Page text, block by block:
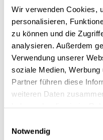
Wir verwenden Cookies,
personalisieren,
zu können und die
analysieren. Außerdem
Verwendung unserer
soziale Medien,
Partner führen diese
weiteren Daten
Notwendig
LES CLIENTS
ARTICLE